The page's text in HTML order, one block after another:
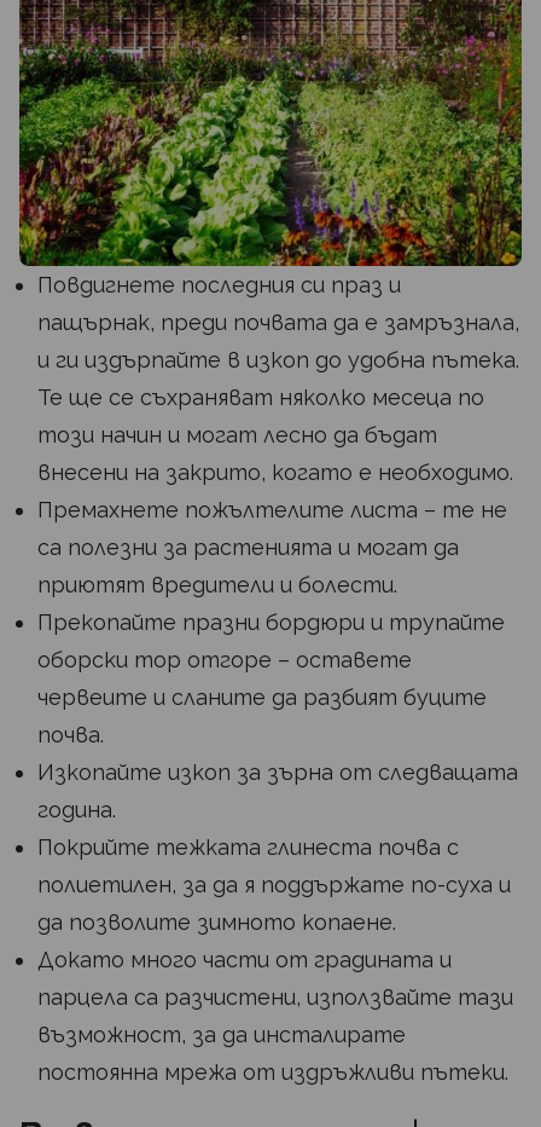
Повдигнете последния си праз и
пащърнак, преди почвата да е замръзнала,
и ги издърпайте в изкоп до удобна пътека.
Те ще се съхраняват няколко месеца по
този начин и могат лесно да бъдат
внесени на закрито, когато е необходимо.
Премахнете пожълтелите листа – те не
са полезни за растенията и могат да
приютят вредители и болести.
Прекопайте празни бордюри и трупайте
оборски тор отгоре – оставете
червеите и сланите да разбият буците
почва.
Изкопайте изкоп за зърна от следващата
година.
Покрийте тежката глинеста почва с
полиетилен, за да я поддържате по-суха и
да позволите зимното копаене.
Докато много части от градината и
парцела са разчистени, използвайте тази
възможност, за да инсталирате
постоянна мрежа от издръжливи пътеки.